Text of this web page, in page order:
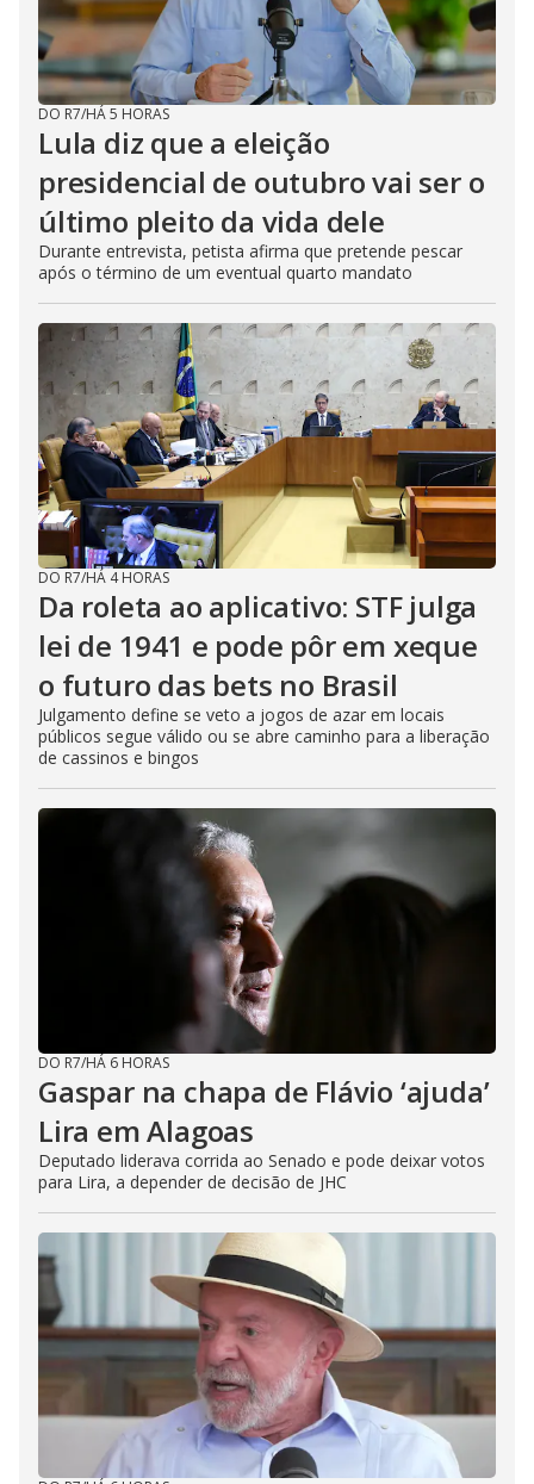
DO R7/HÁ 5 HORAS
Lula diz que a eleição
presidencial de outubro vai ser o
último pleito da vida dele
Durante entrevista, petista afirma que pretende pescar
após o término de um eventual quarto mandato
DO R7/HÁ 4 HORAS
Da roleta ao aplicativo: STF julga
lei de 1941 e pode pôr em xeque
o futuro das bets no Brasil
Julgamento define se veto a jogos de azar em locais
públicos segue válido ou se abre caminho para a liberação
de cassinos e bingos
DO R7/HÁ 6 HORAS
Gaspar na chapa de Flávio ‘ajuda’
Lira em Alagoas
Deputado liderava corrida ao Senado e pode deixar votos
para Lira, a depender de decisão de JHC